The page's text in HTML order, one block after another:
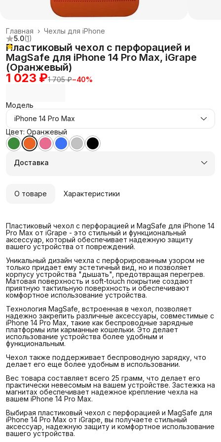
Чехлы для iPhone
Главная ›
5.0(1)
Пластиковый чехол с перфорацией и
MagSafe для iPhone 14 Pro Max, iGrape
(Оранжевый)
1 023 ₽1 705 ₽−40%
Модель
iPhone 14 Pro Max
Цвет: Оранжевый
Доставка
О товаре Характеристики
Пластиковый чехол с перфорацией и MagSafe для iPhone 14
Pro Max от iGrape - это стильный и функциональный
аксессуар, который обеспечивает надежную защиту
вашего устройства от повреждений.
Уникальный дизайн чехла с перфорированным узором не
только придает ему эстетичный вид, но и позволяет
корпусу устройства "дышать", предотвращая перегрев.
Матовая поверхность и soft-touch покрытие создают
приятную тактильную поверхность и обеспечивают
комфортное использование устройства.
Технология MagSafe, встроенная в чехол, позволяет
надежно закрепить различные аксессуары, совместимые с
iPhone 14 Pro Max, такие как беспроводные зарядные
платформы или карманные кошельки. Это делает
использование устройства более удобным и
функциональным.
Чехол также поддерживает беспроводную зарядку, что
делает его еще более удобным в использовании.
Вес товара составляет всего 25 грамм, что делает его
практически невесомым на вашем устройстве. Застежка на
магнитах обеспечивает надежное крепление чехла на
вашем iPhone 14 Pro Max.
Выбирая пластиковый чехол с перфорацией и MagSafe для
iPhone 14 Pro Max от iGrape, вы получаете стильный
аксессуар, надежную защиту и комфортное использование
вашего устройства.